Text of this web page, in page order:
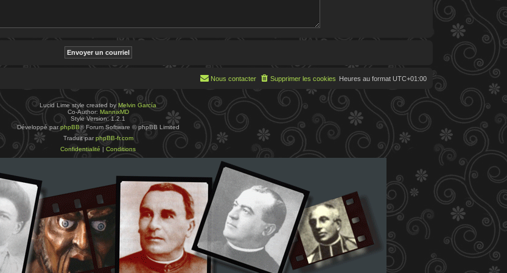
Heures au format UTC+01:00
Supprimer les cookies
Nous contacter
Lucid Lime style created by Melvin García
Co-Author: MannixMD
Style Version: 1.2.1
Développé parphpBB® Forum Software © phpBB Limited
Traduit par phpBB-fr.com
Confidentialité | Conditions